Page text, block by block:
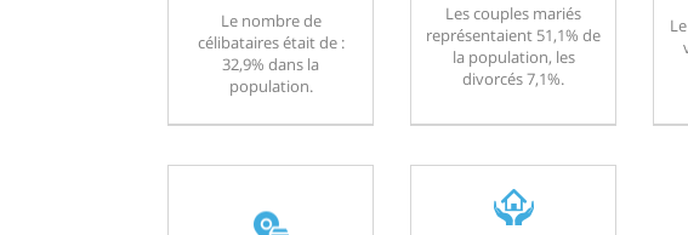
Le nombre de
célibataires était de :
32,9% dans la
population.
Les couples mariés
représentaient 51,1% de
la population, les
divorcés 7,1%.